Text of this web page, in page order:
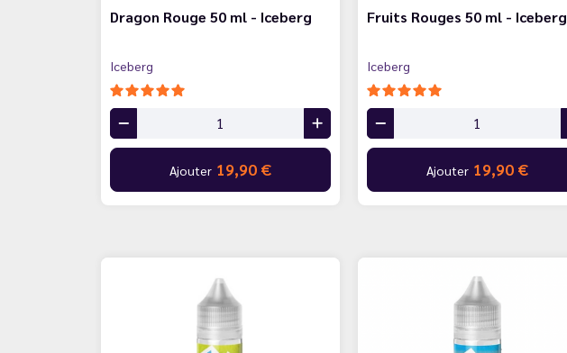
Dragon Rouge 50 ml - Iceberg
Iceberg
Ajouter 19,90 €
Fruits Rouges 50 ml - Iceberg
Iceberg
Ajouter 19,90 €